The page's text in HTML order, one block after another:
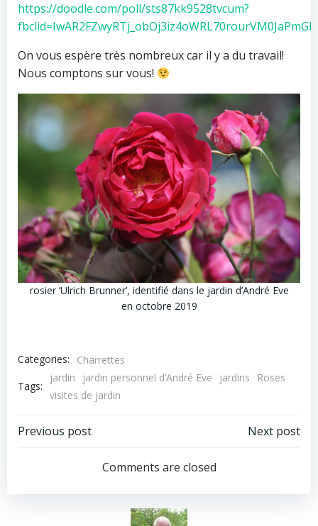
https://doodle.com/poll/sts87kk9528tvcum?
On vous espère très nombreux car il y a du travail!
Nous comptons sur vous!
rosier ‘Ulrich Brunner’, identifié dans le jardin d’André Eve
en octobre 2019
Categories:
Charrettes
Tags:
jardin jardin personnel d’André Eve jardins
Roses
visites de jardin
Post
navigation
Previous post
navigation
Next post
Comments are closed